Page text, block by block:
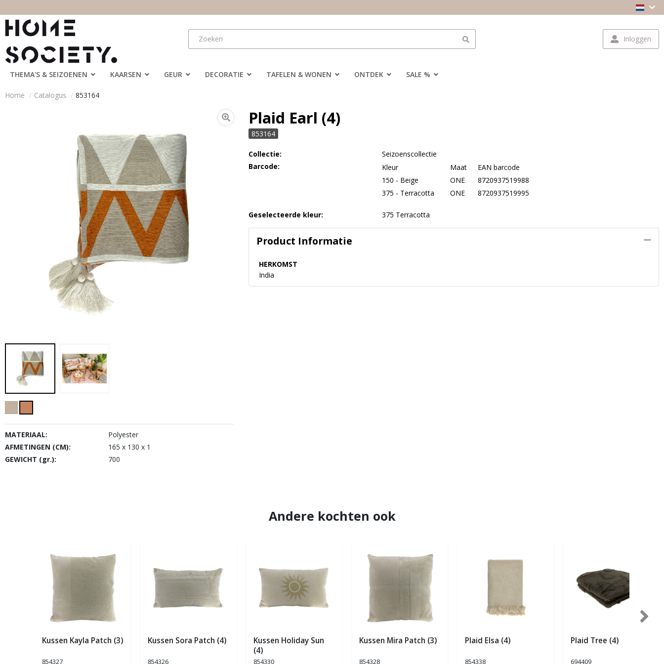
Inloggen
THEMA'S & SEIZOENEN KAARSEN GEUR DECORATIE TAFELEN & WONEN ONTDEK SALE %
Home Catalogus 853164
MATERIAAL:
Polyester
AFMETINGEN (CM):
165 x 130 x 1
GEWICHT (gr.):
700
Plaid Earl (4)
853164
Collectie:
Seizoenscollectie
Barcode:
Kleur Maat
EAN barcode
150 - Beige
ONE
8720937519988
375 - Terracotta
ONE 8720937519995
Geselecteerde kleur: 375 Terracotta
Product Informatie
HERKOMST
India
Andere kochten ook
Kussen Kayla Patch (3)
854327
Kussen Sora Patch (4)
854326
Kussen Holiday Sun
(4)
854330
Kussen Mira Patch (3)
854328
Plaid Elsa (4)
854338
Plaid Tree (4)
694409